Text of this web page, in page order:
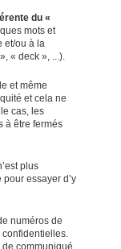
du «
mots et
et/ou à la
« deck », ...).
et même
et cela ne
cas, les
à être fermés
plus
essayer d’y
numéros de
confidentielles.